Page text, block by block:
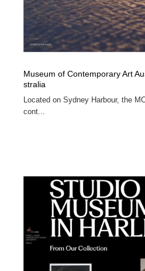
Museum of Contemporary Art
stralia
Located on Sydney Harbour, the
cont...